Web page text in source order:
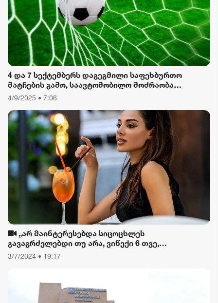
რიონი
4 და 7 სექტემბერს დაგეგმილი საფეხბურთო
მატჩების გამო, საავტომობილო მოძრაობა
შეიზღუდება
4/9/2025 • 7:06
„არ მაინტერესებდა სიცოცხლეს
გავაგრძელებდი თუ არა, ვიწექი 6 თვე,
დავიწყებული მქონდა კვება, ფიზიკური მოძრაობა“
3/7/2024 • 19:17